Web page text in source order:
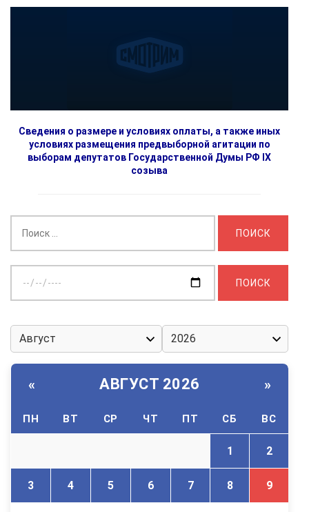
Сведения о размере и условиях оплаты, а также иных
условиях размещения предвыборной агитации по
выборам депутатов Государственной Думы РФ IX
созыва
дату:
« АВГУСТ 2026 »
ПН ВТ СР ЧТ ПТ СБ ВС
1 2
3 4 5 6 7 8 9